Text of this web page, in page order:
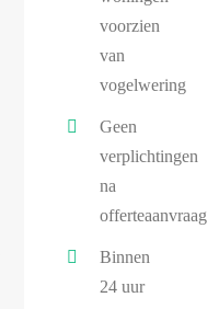
voorzien
van
vogelwering
Geen
verplichtingen
na
offerteaanvraag
Binnen
24 uur